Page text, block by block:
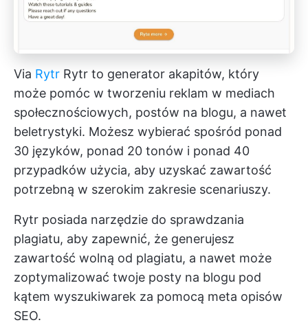
Via Rytr Rytr to generator akapitów, który
może pomóc w tworzeniu reklam w mediach
społecznościowych, postów na blogu, a nawet
beletrystyki. Możesz wybierać spośród ponad
30 języków, ponad 20 tonów i ponad 40
przypadków użycia, aby uzyskać zawartość
potrzebną w szerokim zakresie scenariuszy.
Rytr posiada narzędzie do sprawdzania
plagiatu, aby zapewnić, że generujesz
zawartość wolną od plagiatu, a nawet może
zoptymalizować twoje posty na blogu pod
kątem wyszukiwarek za pomocą meta opisów
SEO.